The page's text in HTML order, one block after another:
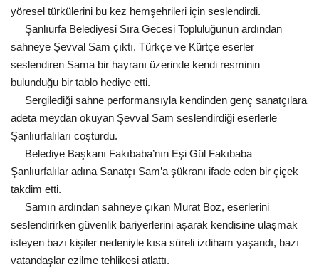
Yaşam
Sağlık
İletişim
Kültür Sanat
yöresel türkülerini bu kez hemşehrileri için seslendirdi.
Şanlıurfa Belediyesi Sıra Gecesi Topluluğunun ardından
sahneye Şevval Sam çıktı. Türkçe ve Kürtçe eserler
seslendiren Sama bir hayranı üzerinde kendi resminin
bulunduğu bir tablo hediye etti.
Sergilediği sahne performansıyla kendinden genç sanatçılara
adeta meydan okuyan Şevval Sam seslendirdiği eserlerle
Şanlıurfalıları coşturdu.
Belediye Başkanı Fakıbaba’nın Eşi Gül Fakıbaba
Şanlıurfalılar adına Sanatçı Sam’a şükranı ifade eden bir çiçek
takdim etti.
Samın ardından sahneye çıkan Murat Boz, eserlerini
seslendirirken güvenlik bariyerlerini aşarak kendisine ulaşmak
isteyen bazı kişiler nedeniyle kısa süreli izdiham yaşandı, bazı
vatandaşlar ezilme tehlikesi atlattı.